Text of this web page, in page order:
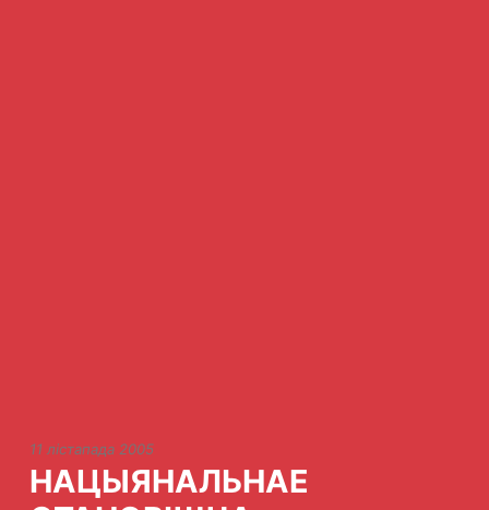
11 лістапада 2005
НАЦЫЯНАЛЬНАЕ